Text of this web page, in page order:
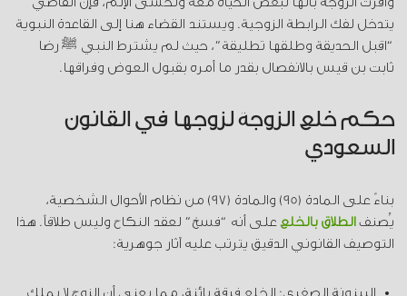
يتدخل لفك الرابطة الزوجية. ويستند القضاء هنا إلى القاعدة النبوية
“اقبل الحديقة وطلقها تطليقة”، حيث لم يشترط النبي ﷺ رضا
ثابت بن قيس بالانفصال بقدر ما أمره بقبول العوض وفراقها.
حكم خلع الزوجة لزوجها في القانون
السعودي
بناءً على المادة (95) والمادة (97) من نظام الأحوال الشخصية،
يُصنف الطلاق بالخلععلى أنه “فسخ” لعقد النكاح وليس طلاقاً. هذا
التوصيف القانوني الدقيق يترتب عليه آثار جوهرية:
البينونة الصغرى: الخلع فرقة بائنة، مما يعني أن الزوج لا يملك